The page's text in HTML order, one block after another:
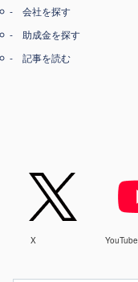
会社を探す
助成金を探す
記事を読む
X YouTube